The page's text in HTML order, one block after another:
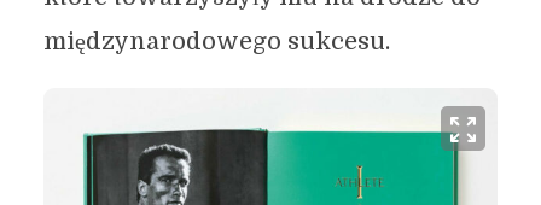
międzynarodowego sukcesu.